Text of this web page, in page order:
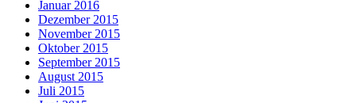
Januar 2016
Dezember 2015
November 2015
Oktober 2015
September 2015
August 2015
Juli 2015